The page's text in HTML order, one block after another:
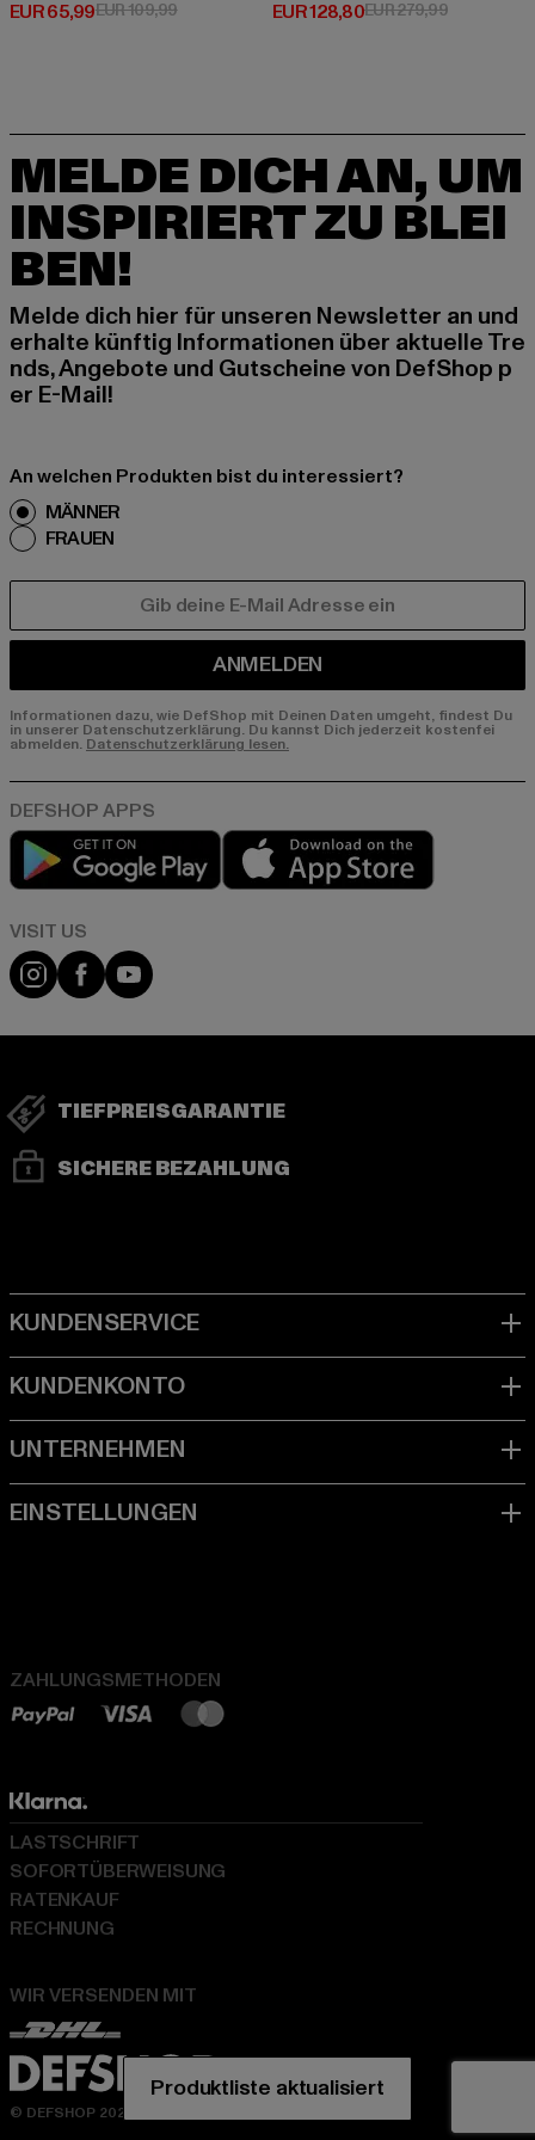
EUR 65,99
Derzeitiger Preis: EUR 65,99
EUR 109,99Aktionspreis: EUR 109,99
EUR 128,80
Derzeitiger Preis: EUR 128,80
EUR 279,99
MELDE DICH AN, UM
INSPIRIERT ZU BLEI
BEN!
Melde dich hier für unseren Newsletter an und
erhalte künftig Informationen über aktuelle Tre
nds, Angebote und Gutscheine von DefShop p
er E-Mail!
An welchen Produkten bist du interessiert?
MÄNNER
FRAUEN
ANMELDEN
Informationen dazu, wie DefShop mit Deinen Daten umgeht, findest Du
in unserer Datenschutzerklärung. Du kannst Dich jederzeit kostenfei
abmelden. Datenschutzerklärung lesen.
Play market
Visit our Instagram page:
Visit our Facebook page:
Visit our YouTube channel:
TIEFPREISGARANTIE
SICHERE BEZAHLUNG
ZAHLUNGSMETHODEN
WIR VERSENDEN MIT
LASTSCHRIFT
SOFORTÜBERWEISUNG
RATENKAUF
RECHNUNG
© DEFSHOP 2026. Alle Rechte vorbehalten